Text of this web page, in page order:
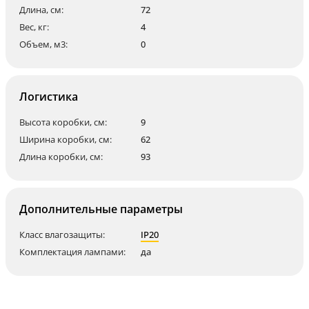
Длина, см:
72
Вес, кг:
4
Объем, м3:
0
Логистика
Высота коробки, см:
9
Ширина коробки, см:
62
Длина коробки, см:
93
Дополнительные параметры
Класс влагозащиты:
IP20
Комплектация лампами:
да